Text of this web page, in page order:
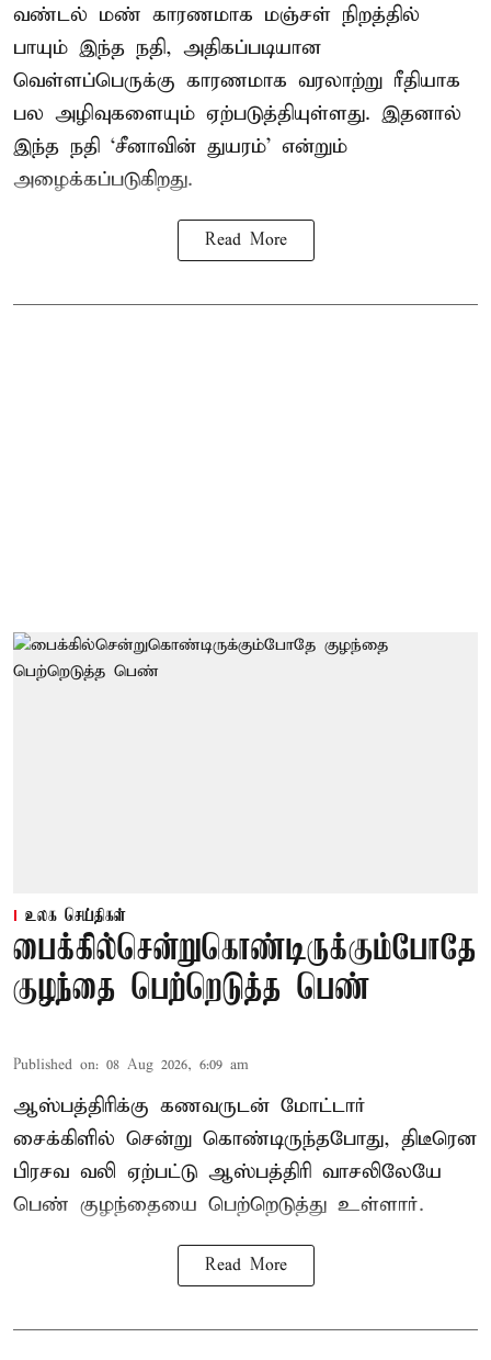
வண்டல் மண் காரணமாக மஞ்சள் நிறத்தில்
பாயும் இந்த நதி, அதிகப்படியான
வெள்ளப்பெருக்கு காரணமாக வரலாற்று ரீதியாக
பல அழிவுகளையும் ஏற்படுத்தியுள்ளது. இதனால்
இந்த நதி ‘சீனாவின் துயரம்’ என்றும்
அழைக்கப்படுகிறது.
Read More
உலக செய்திகள்
பைக்கில்சென்றுகொண்டிருக்கும்போதே
குழந்தை பெற்றெடுத்த பெண்
Published on: 08 Aug 2026, 6:09 am
ஆஸ்பத்திரிக்கு கணவருடன் மோட்டார்
சைக்கிளில் சென்று கொண்டிருந்தபோது, திடீரென
பிரசவ வலி ஏற்பட்டு ஆஸ்பத்திரி வாசலிலேயே
பெண் குழந்தையை பெற்றெடுத்து உள்ளார்.
Read More